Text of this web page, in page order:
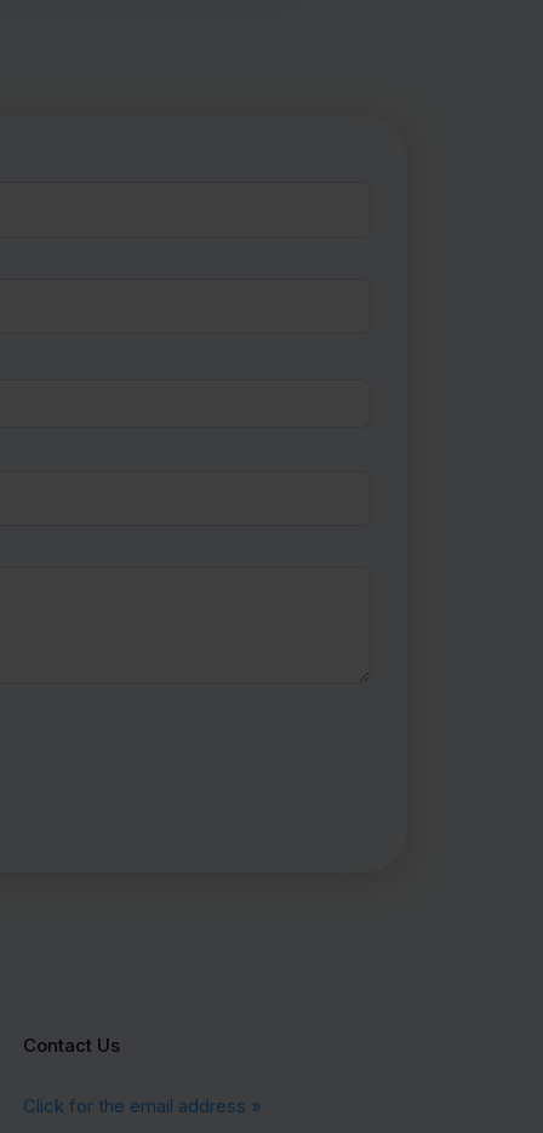
Contact Us
Click for the email address »